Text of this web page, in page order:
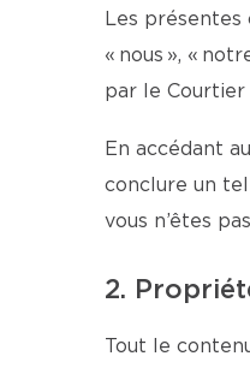
Les présentes
« nous », «
par le
En accédant
conclure un
vous n’êtes
2.
Tout le